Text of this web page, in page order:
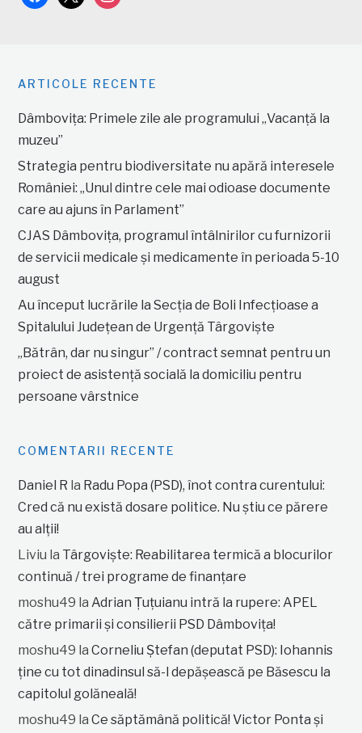
ARTICOLE RECENTE
Dâmbovița: Primele zile ale programului „Vacanță la
muzeu”
Strategia pentru biodiversitate nu apără interesele
României: „Unul dintre cele mai odioase documente
care au ajuns în Parlament”
CJAS Dâmbovița, programul întâlnirilor cu furnizorii
de servicii medicale și medicamente în perioada 5-10
august
Au început lucrările la Secția de Boli Infecțioase a
Spitalului Județean de Urgență Târgoviște
„Bătrân, dar nu singur” / contract semnat pentru un
proiect de asistență socială la domiciliu pentru
persoane vârstnice
COMENTARII RECENTE
Daniel R la Radu Popa (PSD), înot contra curentului:
Cred că nu există dosare politice. Nu știu ce părere
au alții!
Liviu la Târgoviște: Reabilitarea termică a blocurilor
continuă / trei programe de finanțare
moshu49 la Adrian Țuțuianu intră la rupere: APEL
către primarii și consilierii PSD Dâmbovița!
moshu49 laCorneliu Ștefan (deputat PSD): Iohannis
ține cu tot dinadinsul să-l depășească pe Băsescu la
capitolul golăneală!
moshu49 laCe săptămână politică! Victor Ponta și